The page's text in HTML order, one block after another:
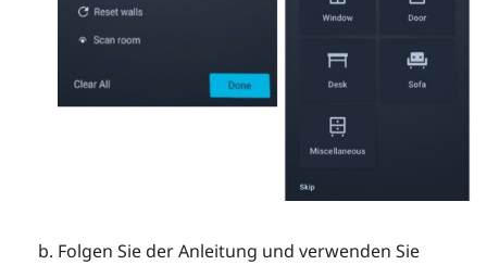
Folgen Sie der Anleitung und verwenden Sie